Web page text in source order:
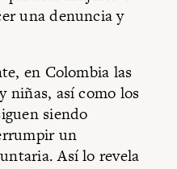
una denuncia y
en Colombia las
niñas, así como los
siendo
un
Así lo revela